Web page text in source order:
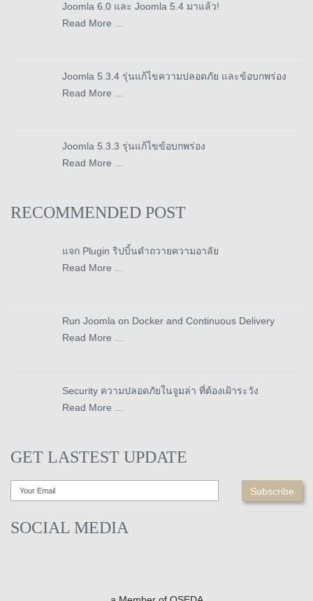
Joomla 6.0 และ Joomla 5.4 มาแล้ว!
Read More ...
Joomla 5.3.4 รุ่นแก้ไขความปลอดภัย และข้อบกพร่อง
Read More ...
Joomla 5.3.3 รุ่นแก้ไขข้อบกพร่อง
Read More ...
RECOMMENDED POST
แจก Plugin ริปบิ้นดำถวายความอาลัย
Read More ...
Run Joomla on Docker and Continuous Delivery
Read More ...
Security ความปลอดภัยในจูมล่า ที่ต้องเฝ้าระวัง
Read More ...
GET LASTEST UPDATE
SOCIAL MEDIA